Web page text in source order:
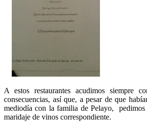
A estos restaurantes acudimos siempre
consecuencias, así que, a pesar de que
mediodía con la familia de Pelayo,
maridaje de vinos correspondiente.